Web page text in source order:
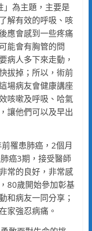
」為主題，主要是
解有效的呼吸、咳
應會感到一些疼痛
能會有胸管的問
病人多下來走動，
拔掉；所以，術前
場病友會健康講座
咳嗽及呼吸、哈氣
讓他們可以及早出
罹患肺癌，2個月
癌3期，接受醫師
常的良好，非常感
80歲開始參加彰基
和病友一同分享；
家強忍病痛。